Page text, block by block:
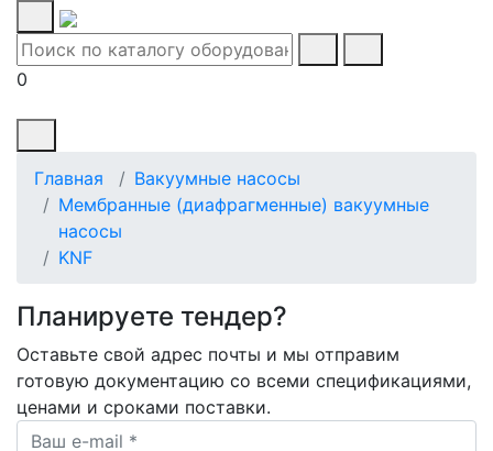
0
Главная
Вакуумные насосы
Мембранные (диафрагменные) вакуумные
насосы
KNF
Планируете тендер?
Оставьте свой адрес почты и мы отправим
готовую документацию со всеми спецификациями,
ценами и сроками поставки.
Ваш e-mail *